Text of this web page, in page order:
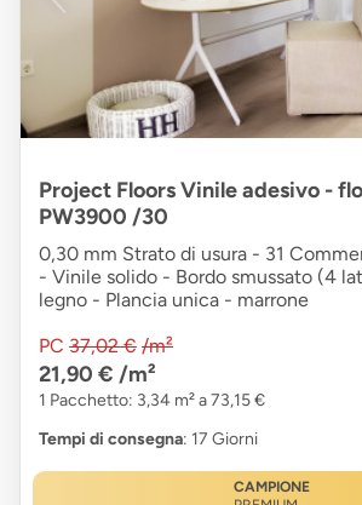
Project Floors Vinile adesivo -
PW3900 /30
0,30 mm Strato di usura - 31
- Vinile solido - Bordo smussato (4
legno - Plancia unica - marrone
PC 37,02 € /m²
21,90 € /m²
1 Pacchetto: 3,34 m² a 73,15 €
Tempi di consegna: 17 Giorni
CAMPIONE